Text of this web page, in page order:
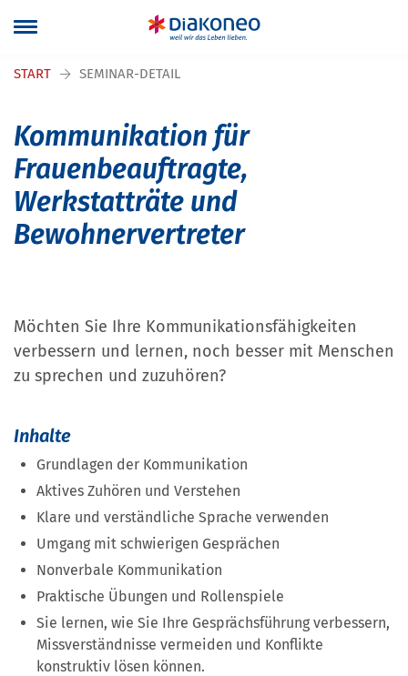
START SEMINAR-DETAIL
Kommunikation für
Frauenbeauftragte,
Werkstatträte und
Bewohnervertreter
Möchten Sie Ihre Kommunikationsfähigkeiten
verbessern und lernen, noch besser mit Menschen
zu sprechen und zuzuhören?
Inhalte
Grundlagen der Kommunikation
Aktives Zuhören und Verstehen
Klare und verständliche Sprache verwenden
Umgang mit schwierigen Gesprächen
Nonverbale Kommunikation
Praktische Übungen und Rollenspiele
Sie lernen, wie Sie Ihre Gesprächsführung verbessern,
Missverständnisse vermeiden und Konflikte
konstruktiv lösen können.